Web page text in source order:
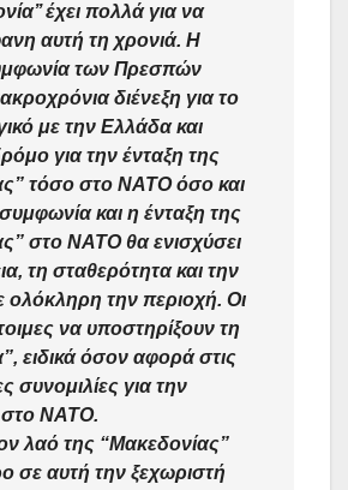
έχει πολλά για να
αυτή τη χρονιά. Η
των Πρεσπών
διένεξη για το
με την Ελλάδα και
για την ένταξη της
τόσο στο ΝΑΤΟ όσο και
και η ένταξη της
στο ΝΑΤΟ θα ενισχύσει
τη σταθερότητα και την
ολόκληρη την περιοχή. Οι
να υποστηρίξουν τη
ειδικά όσον αφορά στις
συνομιλίες για την
στο ΝΑΤΟ.
λαό της “Μακεδονίας”
σε αυτή την ξεχωριστή